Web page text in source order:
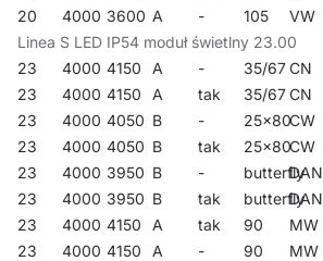
20
4000 3600 A - 105 VW
Linea S LED IP54 moduł świetlny 23.00
23
4000 4150 A - 35/67CN
23
4000 4150 A tak 35/67CN
23
4000 4050 B - 25x80CW
23
4000 4050 B tak 25x80CW
23
4000 3950 B - butterflyDAN
23
4000 3950 B tak butterflyDAN
23
4000 4150 A tak 90 MW
23
4000 4150 A - 90 MW